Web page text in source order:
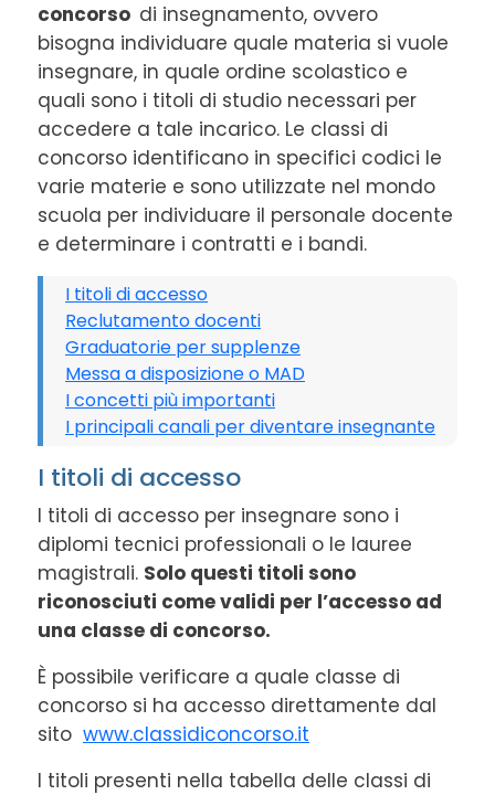
concorso di insegnamento, ovvero
bisogna individuare quale materia si vuole
insegnare, in quale ordine scolastico e
quali sono i titoli di studio necessari per
accedere a tale incarico. Le classi di
concorso identificano in specifici codici le
varie materie e sono utilizzate nel mondo
scuola per individuare il personale docente
e determinare i contratti e i bandi.
I titoli di accesso
Reclutamento docenti
Graduatorie per supplenze
Messa a disposizione o MAD
I concetti più importanti
I principali canali per diventare insegnante
I titoli di accesso
I titoli di accesso per insegnare sono i
diplomi tecnici professionali o le lauree
magistrali. Solo questi titoli sono
riconosciuti come validi per l’accesso ad
una classe di concorso.
È possibile verificare a quale classe di
concorso si ha accesso direttamente dal
sito www.classidiconcorso.it
I titoli presenti nella tabella delle classi di